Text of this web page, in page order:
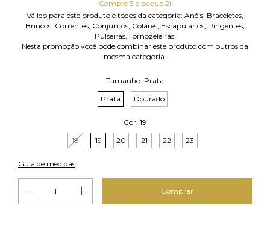
Compre 3 e pague 2!
Válido para este produto e todos da categoria: Anéis, Braceletes,
Brincos, Correntes, Conjuntos, Colares, Escapulários, Pingentes,
Pulseiras, Tornozeleiras.
Nesta promoção você pode combinar este produto com outros da
mesma categoria.
Tamanho: Prata
Prata
Dourado
Cor: 19
18
19 20 21 22 23
Guia de medidas